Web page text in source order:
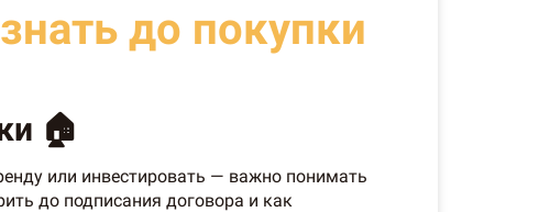
до покупки
🏠
или инвестировать — важно понимать
до подписания договора и как